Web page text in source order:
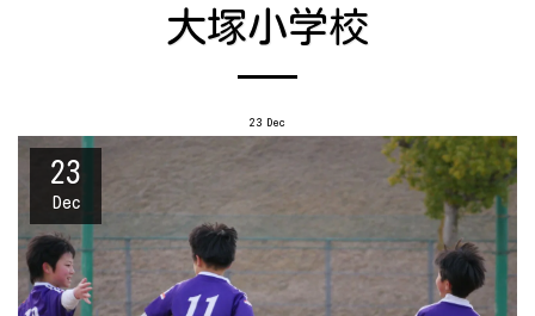
大塚小学校
23 Dec
23
Dec